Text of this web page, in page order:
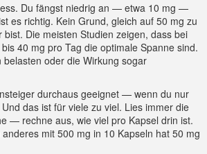
Du fängst niedrig an — etwa 10 mg —
es richtig. Kein Grund, gleich auf 50 mg zu
Die meisten Studien zeigen, dass bei
40 mg pro Tag die optimale Spanne sind.
oder die Wirkung sogar
durchaus geeignet — wenn du nur
das ist für viele zu viel. Lies immer die
— rechne aus, wie viel pro Kapsel drin ist.
mit 500 mg in 10 Kapseln hat 50 mg